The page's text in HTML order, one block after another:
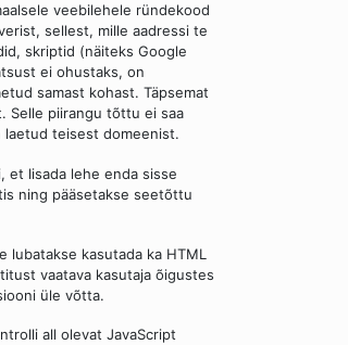
veebilehele ründekood
sellest, mille aadressi te
skriptid (näiteks Google
ei ohustaks, on
samast kohast. Täpsemat
Selle piirangu tõttu ei saa
laetud teisest domeenist.
et lisada lehe enda sisse
ning pääsetakse seetõttu
kasutada ka HTML
vaatava kasutaja õigustes
üle võtta.
all olevat JavaScript